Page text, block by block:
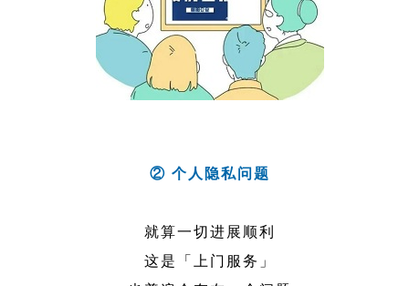
② 个人隐私问题
就算一切进展顺利
这是「上门服务」